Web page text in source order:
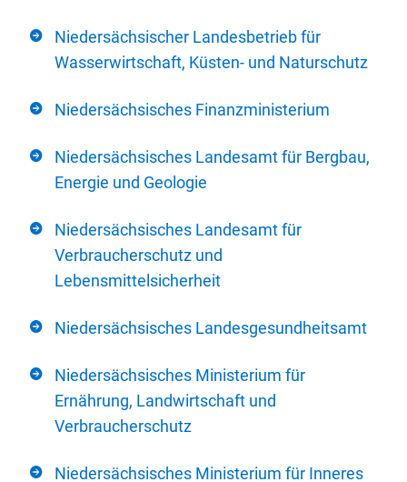
Niedersächsischer Landesbetrieb für
Wasserwirtschaft, Küsten- und Naturschutz
Niedersächsisches Finanzministerium
Niedersächsisches Landesamt für Bergbau,
Energie und Geologie
Niedersächsisches Landesamt für
Verbraucherschutz und
Lebensmittelsicherheit
Niedersächsisches Landesgesundheitsamt
Niedersächsisches Ministerium für
Ernährung, Landwirtschaft und
Verbraucherschutz
Niedersächsisches Ministerium für Inneres